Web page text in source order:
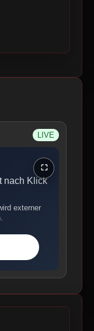
LIVE
⛶
nach Klick
externer